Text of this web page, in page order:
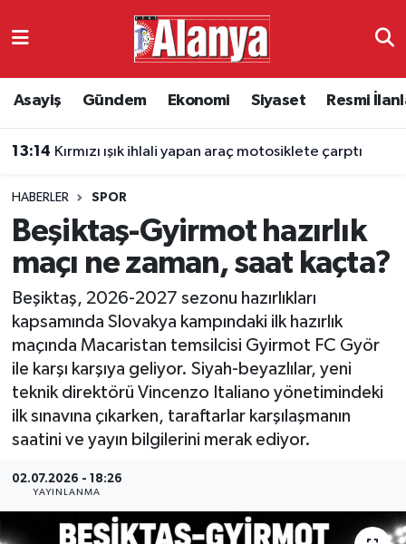
Asayiş Gündem Ekonomi Siyaset Resmi
13:14 Kırmızı ışık ihlali yapan araç motosiklete çarptı
HABERLER SPOR
Beşiktaş-Gyirmot hazırlık
maçı ne zaman, saat kaçta?
Beşiktaş, 2026-2027 sezonu hazırlıkları
kapsamında Slovakya kampındaki ilk hazırlık
maçında Macaristan temsilcisi Gyirmot FC Györ
ile karşı karşıya geliyor. Siyah-beyazlılar, yeni
teknik direktörü Vincenzo Italiano yönetimindeki
ilk sınavına çıkarken, taraftarlar karşılaşmanın
saatini ve yayın bilgilerini merak ediyor.
02.07.2026 - 18:26
YAYINLANMA
Ekonomi
Resmi İlanlar
Alanyaspor
Turizm
E-Gazete
Antalya Namaz Vakitleri
Süper Lig Puan Durumu ve Fikstür
Tüm Manşetler
Son Dakika Haberleri
Haber Arşivi